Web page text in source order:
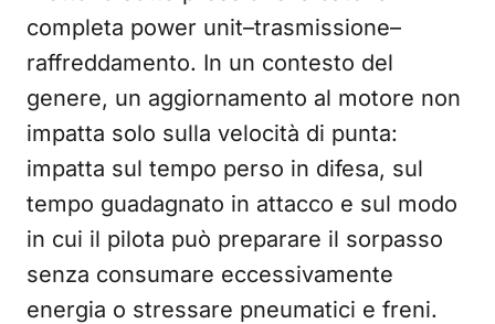
completa power unit–trasmissione–
raffreddamento. In un contesto del
genere, un aggiornamento al motore non
impatta solo sulla velocità di punta:
impatta sul tempo perso in difesa, sul
tempo guadagnato in attacco e sul modo
in cui il pilota può preparare il sorpasso
senza consumare eccessivamente
energia o stressare pneumatici e freni.